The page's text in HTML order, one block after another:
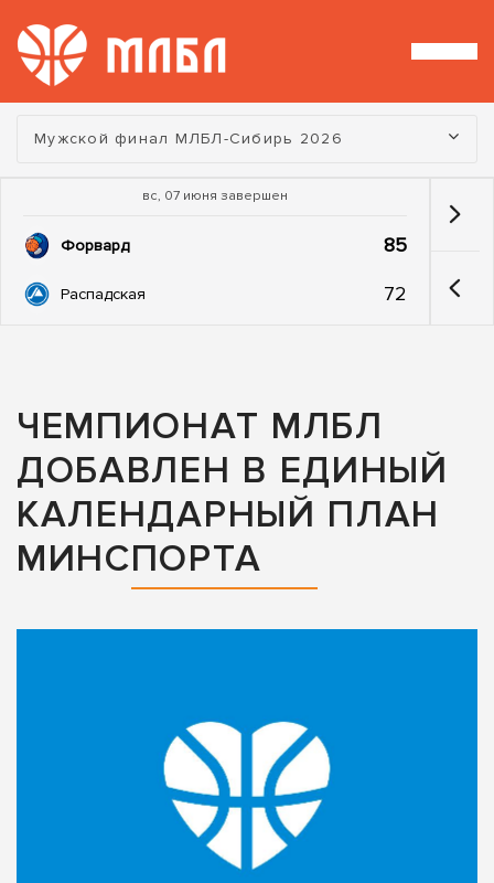
Турнир:
Мужской финал МЛБЛ-Сибирь 2026
вс, 07 июня завершен
Форвард 85
Распадская 72
ЧЕМПИОНАТ МЛБЛ
ДОБАВЛЕН В ЕДИНЫЙ
КАЛЕНДАРНЫЙ ПЛАН
МИНСПОРТА